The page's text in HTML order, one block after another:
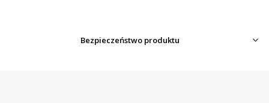
Bezpieczeństwo produktu